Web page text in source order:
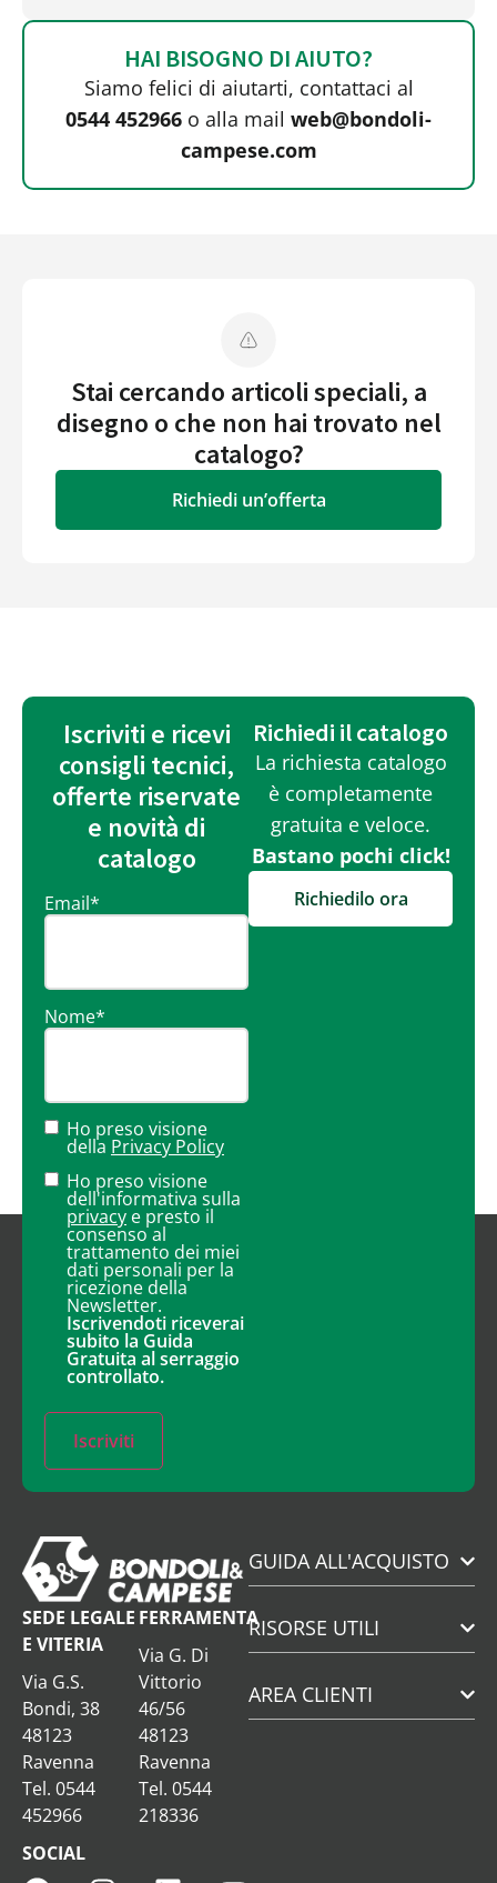
HAI BISOGNO DI AIUTO?
Siamo felici di aiutarti, contattaci al
0544 452966 o alla mail web@bondoli-
campese.com
Stai cercando articoli speciali, a
disegno o che non hai trovato nel
catalogo?
Richiedi un’offerta
Iscriviti e ricevi
consigli tecnici,
offerte riservate
e novità di
catalogo
Email*
Nome*
Ho preso visione
della Privacy Policy
Ho preso visione
dell'informativa sulla
privacy e presto il
consenso al
trattamento dei miei
dati personali per la
ricezione della
Newsletter.
Iscrivendoti riceverai
subito la Guida
Gratuita al serraggio
controllato.
Iscriviti
Richiedi il catalogo
La richiesta catalogo
è completamente
gratuita e veloce.
Bastano pochi click!
Richiedilo ora
SEDE LEGALE
E VITERIA
Via G.S.
Bondi, 38
48123
Ravenna
Tel. 0544
452966
FERRAMENTA
Via G. Di
Vittorio
46/56
48123
Ravenna
Tel. 0544
218336
SOCIAL
GUIDA ALL'ACQUISTO
RISORSE UTILI
AREA CLIENTI